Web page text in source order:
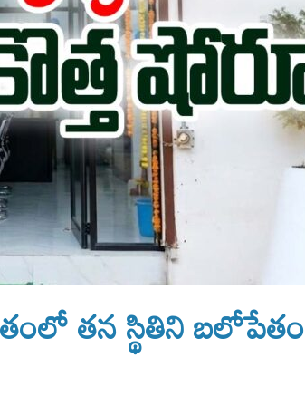
తన స్థితిని బలోపేతం